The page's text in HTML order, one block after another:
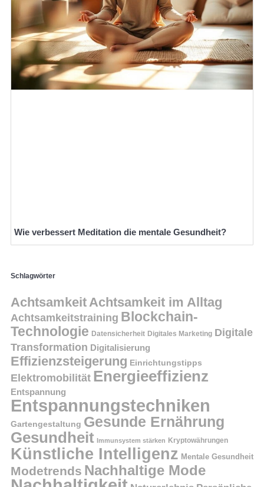
Wie verbessert Meditation die mentale Gesundheit?
Schlagwörter
Achtsamkeit Achtsamkeit im Alltag
Achtsamkeitstraining Blockchain-
Technologie Datensicherheit Digitales Marketing Digitale
Transformation Digitalisierung
Effizienzsteigerung Einrichtungstipps
Elektromobilität Energieeffizienz
Entspannung
Entspannungstechniken
Gartengestaltung Gesunde Ernährung
Gesundheit Immunsystem stärken Kryptowährungen
Künstliche Intelligenz Mentale Gesundheit
Modetrends Nachhaltige Mode